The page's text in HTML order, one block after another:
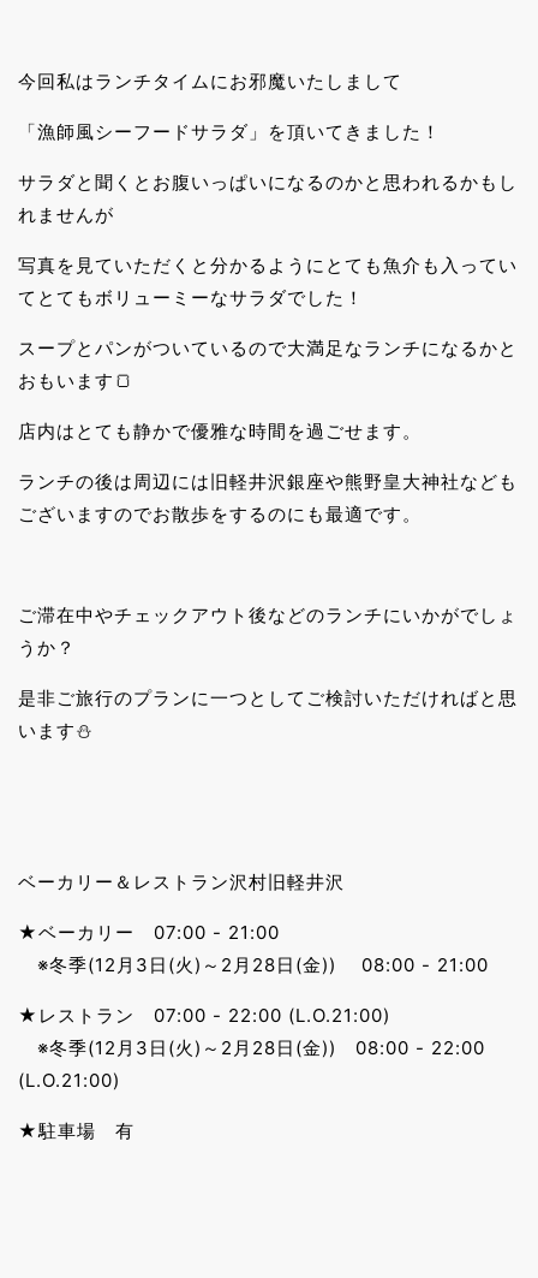
今回私はランチタイムにお邪魔いたしまして
「漁師風シーフードサラダ」を頂いてきました！
サラダと聞くとお腹いっぱいになるのかと思われるかもし
れませんが
写真を見ていただくと分かるようにとても魚介も入ってい
てとてもボリューミーなサラダでした！
スープとパンがついているので大満足なランチになるかと
おもいます🍞
店内はとても静かで優雅な時間を過ごせます。
ランチの後は周辺には旧軽井沢銀座や熊野皇大神社なども
ございますのでお散歩をするのにも最適です。
ご滞在中やチェックアウト後などのランチにいかがでしょ
うか？
是非ご旅行のプランに一つとしてご検討いただければと思
います⛄
ベーカリー＆レストラン沢村旧軽井沢
★ベーカリー 07:00 - 21:00
※冬季(12月3日(火)～2月28日(金)) 08:00 - 21:00
★レストラン 07:00 - 22:00 (L.O.21:00)
※冬季(12月3日(火)～2月28日(金)) 08:00 - 22:00
(L.O.21:00)
★駐車場 有